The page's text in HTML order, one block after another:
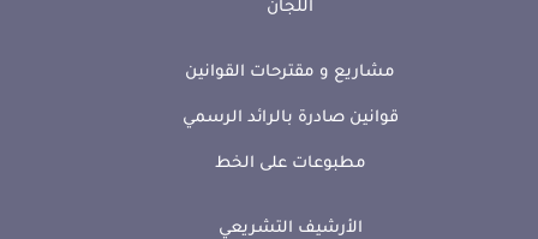
اللجان
مشاريع و مقترحات القوانين
قوانين صادرة بالرائد الرسمي
مطبوعات على الخط
الأرشيف التشريعي